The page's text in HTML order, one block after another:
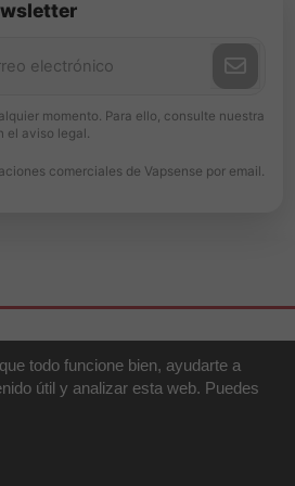
que muestra el nivel de batería
recargables? Descúbrelos en
: la solución avanzada y fiable
momento. Para ello, consulte nuestra
el aviso legal.
comerciales de Vapsense por email.
todo funcione bien, ayudarte a
útil y analizar esta web. Puedes